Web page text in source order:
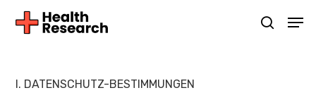
content
suche
I. DATENSCHUTZ-BESTIMMUNGEN